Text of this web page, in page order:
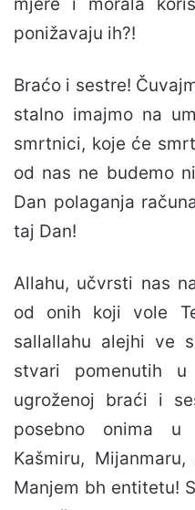
ponižavaju ih?!
Braćo i sestre!
stalno imajmo na
smrtnici, koje će
od nas ne budemo
Dan polaganja
taj Dan!
Allahu, učvrsti nas
od onih koji vole
sallallahu alejhi ve
stvari pomenutih u
ugroženoj braći i
posebno onima u
Kašmiru,
Manjem bh entitetu!